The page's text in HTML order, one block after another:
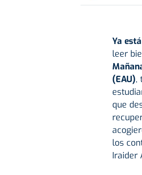
Ya
leer
(EAU),
que
los
Iraider